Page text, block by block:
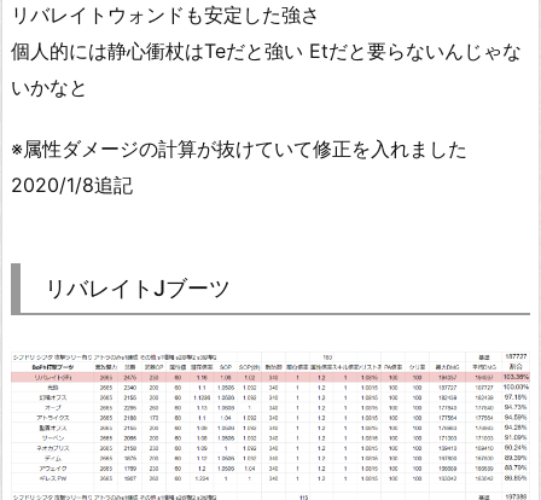
リバレイトウォンドも安定した強さ
個人的には静心衝杖はTeだと強い Etだと要らないんじゃな
いかなと
※属性ダメージの計算が抜けていて修正を入れました
2020/1/8追記
リバレイトJブーツ